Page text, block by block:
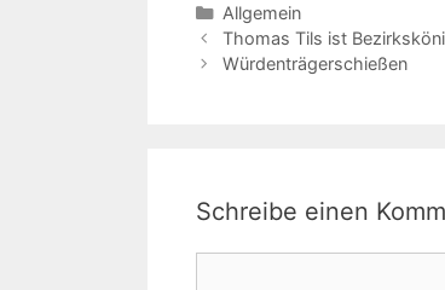
Allgemein
Thomas Tils ist
Würdenträgerschießen
Schreibe einen